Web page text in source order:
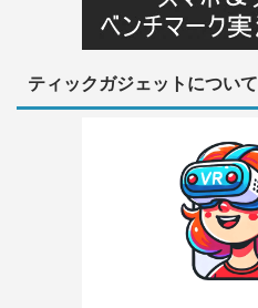
ティックガジェットについて